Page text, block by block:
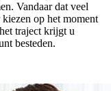
Vandaar dat veel
op het moment
traject krijgt u
besteden.